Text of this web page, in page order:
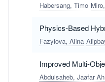
Habersang, Timo
Physics-Based
Fazylova, Alina
Improved Multi-
Abdulsaheb, Jaafar